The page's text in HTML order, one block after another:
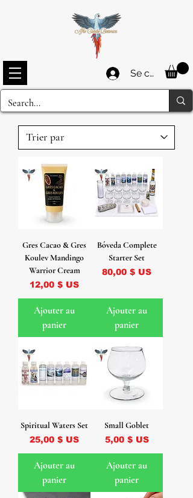
Se connecter
Gres Cacao & Gres
Koulev Mandingo
Warrior Cream
Prix
12,00 $ US
Ajouter au
panier
Bóveda Complete
Starter Set
Prix
80,00 $ US
Ajouter au
panier
Spiritual Waters Set
Prix
25,00 $ US
Ajouter au
panier
Small Goblet
Prix
5,00 $ US
Ajouter au
panier